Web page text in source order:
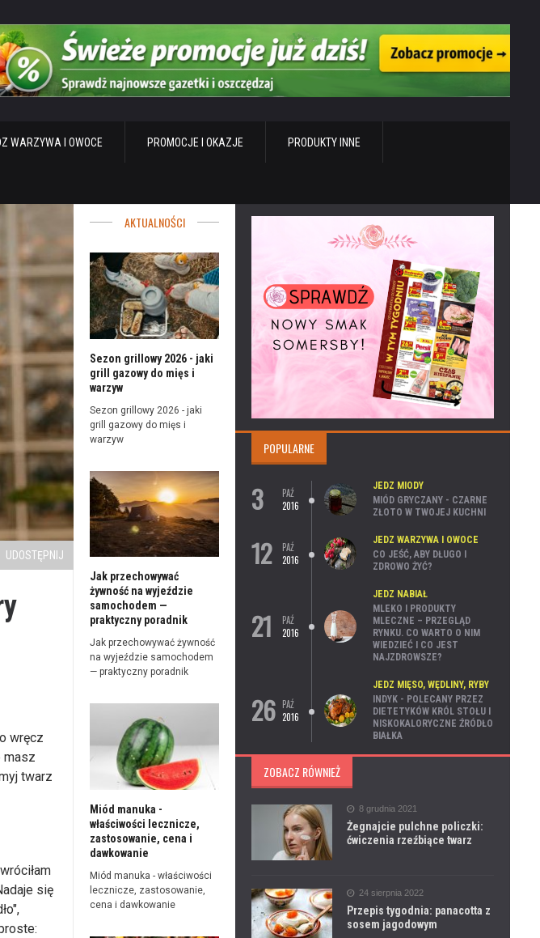
WARZYWA I OWOCE PROMOCJE I OKAZJE PRODUKTY INNE
UDOSTĘPNIJ
wręcz
masz
twarz
się
AKTUALNOŚCI
Sezon grillowy 2026 - jaki
grill gazowy do mięs i
warzyw
Sezon grillowy 2026 - jaki
grill gazowy do mięs i
warzyw
Jak przechowywać
żywność na wyjeździe
samochodem —
praktyczny poradnik
Jak przechowywać żywność
na wyjeździe samochodem
— praktyczny poradnik
Miód manuka -
właściwości lecznicze,
zastosowanie, cena i
dawkowanie
Miód manuka - właściwości
lecznicze, zastosowanie,
cena i dawkowanie
POPULARNE
3
PAŹ
2016
JEDZ MIODY
MIÓD GRYCZANY - CZARNE
ZŁOTO W TWOJEJ KUCHNI
12
PAŹ
2016
JEDZ WARZYWA I OWOCE
CO JEŚĆ, ABY DŁUGO I
ZDROWO ŻYĆ?
21
PAŹ
2016
JEDZ NABIAŁ
MLEKO I PRODUKTY
MLECZNE – PRZEGLĄD
RYNKU. CO WARTO O NIM
WIEDZIEĆ I CO JEST
NAJZDROWSZE?
26 PAŹ
2016
JEDZ MIĘSO, WĘDLINY, RYBY
INDYK - POLECANY PRZEZ
DIETETYKÓW KRÓL STOŁU I
NISKOKALORYCZNE ŹRÓDŁO
BIAŁKA
ZOBACZ RÓWNIEŻ
8 grudnia 2021
Żegnajcie pulchne policzki:
ćwiczenia rzeźbiące twarz
24 sierpnia 2022
Przepis tygodnia: panacotta z
sosem jagodowym